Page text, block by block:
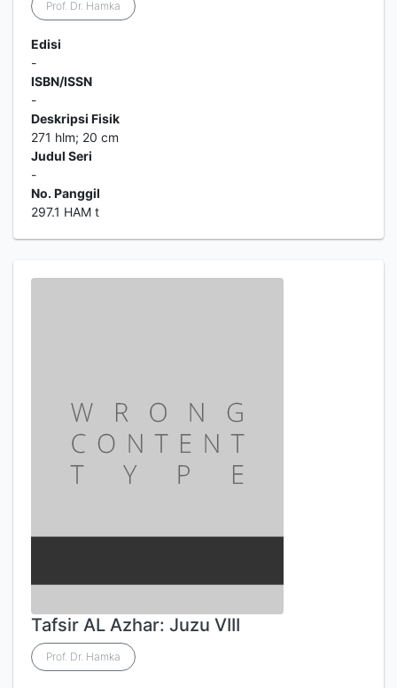
Prof. Dr. Hamka
Edisi
-
ISBN/ISSN
-
Deskripsi Fisik
271 hlm; 20 cm
Judul Seri
-
No. Panggil
297.1 HAM t
Tafsir AL Azhar: Juzu VIII
Prof. Dr. Hamka